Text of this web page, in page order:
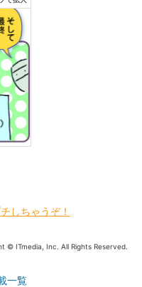
しちゃうぞ！
© ITmedia, Inc. All Rights Reserved.
一覧